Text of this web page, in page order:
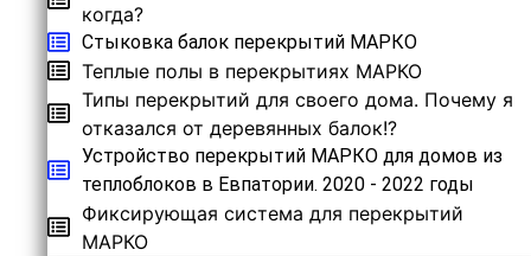
когда?
Стыковка балок перекрытий МАРКО
Теплые полы в перекрытиях МАРКО
Типы перекрытий для своего дома. Почему я
отказался от деревянных балок!?
Устройство перекрытий МАРКО для домов из
теплоблоков в Евпатории. 2020 - 2022 годы
Фиксирующая система для перекрытий
МАРКО